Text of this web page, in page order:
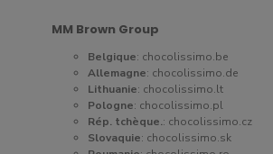
MM Brown Group
Belgique: chocolissimo.be
Allemagne: chocolissimo.de
Lithuanie: chocolissimo.lt
Pologne: chocolissimo.pl
Rép. tchèque.: chocolissimo.cz
Slovaquie: chocolissimo.sk